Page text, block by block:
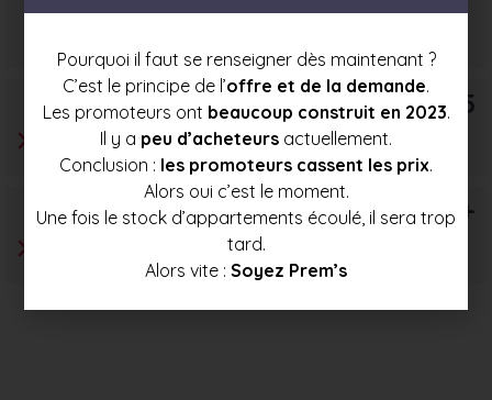
Prix mini Prix moyen Prix max
T5
T6+
Pourquoi il faut se renseigner dès maintenant ?
C’est le principe de l’offre et de la demande.
Les promoteurs ont beaucoup construit en 2023.
Il y a peu d’acheteurs actuellement.
Conclusion : les promoteurs cassent les prix.
Alors oui c’est le moment.
Une fois le stock d’appartements écoulé, il sera trop
tard.
Alors vite : Soyez Prem’s